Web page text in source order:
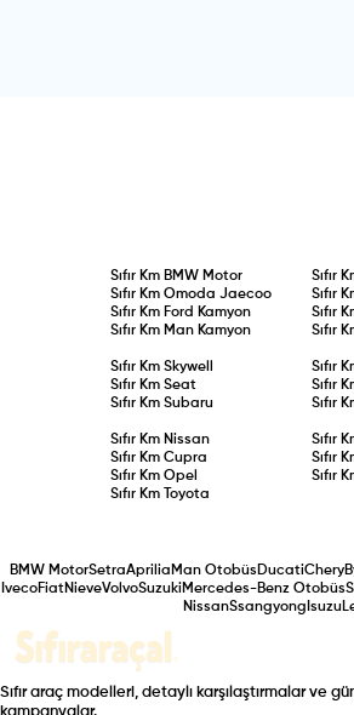
Sıfır Km BMW Motor Sıfır
Sıfır KmOmoda Jaecoo Sıfır
Sıfır Km Ford Kamyon Sıfır
Sıfır Km Man Kamyon Sıfır
Sıfır KmSkywell Sıfır
Sıfır KmSeat Sıfır
Sıfır KmSubaru Sıfır
Sıfır Km Nissan Sıfır
Sıfır KmCupra Sıfır
Sıfır KmOpel Sıfır
Sıfır Km
Toyota
BMW MotorSetraAprilia Man Otobüs DucatiChery
IvecoFiatNieveVolvoSuzuki Mercedes-Benz Otobüs
NissanSsangyong Isuzu
Sıfır araç modelleri, detaylı karşılaştırmalar ve